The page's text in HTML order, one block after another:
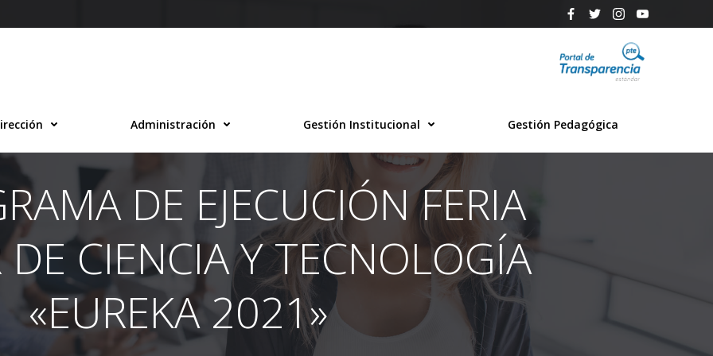
Administración Gestión Institucional Gestión Pedagógica
DE EJECUCIÓN FERIA
DE CIENCIA Y TECNOLOGÍA
«EUREKA 2021»